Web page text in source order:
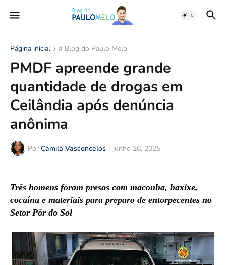
Página inicial # Blog do Paulo Melo
PMDF apreende grande
quantidade de drogas em
Ceilândia após denúncia
anônima
Por Camila Vasconcelos - junho 26, 2025
Três homens foram presos com maconha, haxixe,
cocaína e materiais para preparo de entorpecentes no
Setor Pôr do Sol